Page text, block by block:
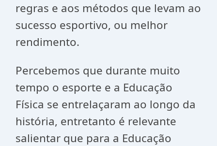
regras e aos métodos que levam ao
sucesso esportivo, ou melhor
rendimento.
Percebemos que durante muito
tempo o esporte e a Educação
Física se entrelaçaram ao longo da
história, entretanto é relevante
salientar que para a Educação